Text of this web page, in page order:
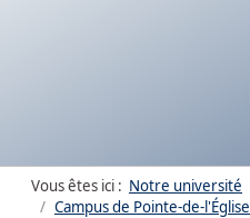
Vous êtes ici : Notre université
Campus de Pointe-de-l'Église